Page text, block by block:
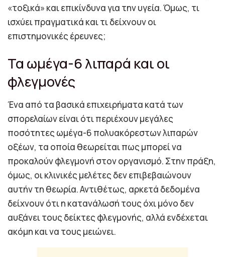
«τοξικά» και επικίνδυνα για την υγεία. Όμως, τι
ισχύει πραγματικά και τι δείχνουν οι
επιστημονικές έρευνες;
Τα ωμέγα-6 λιπαρά και οι
φλεγμονές
Ένα από τα βασικά επιχειρήματα κατά των
σπορελαίων είναι ότι περιέχουν μεγάλες
ποσότητες ωμέγα-6 πολυακόρεστων λιπαρών
οξέων, τα οποία θεωρείται πως μπορεί να
προκαλούν φλεγμονή στον οργανισμό. Στην πράξη,
όμως, οι κλινικές μελέτες δεν επιβεβαιώνουν
αυτήν τη θεωρία. Αντιθέτως, αρκετά δεδομένα
δείχνουν ότι η κατανάλωσή τους όχι μόνο δεν
αυξάνει τους δείκτες φλεγμονής, αλλά ενδέχεται
ακόμη και να τους μειώνει.